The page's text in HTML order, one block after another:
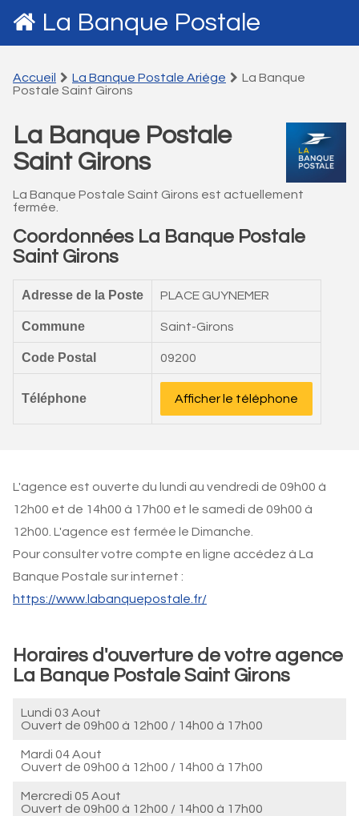
La Banque Postale
Accueil La Banque Postale Ariége
La Banque
Postale Saint Girons
La Banque Postale
Saint Girons
La Banque Postale Saint Girons est actuellement
fermée.
Coordonnées La Banque Postale
Saint Girons
Adresse de la Poste PLACE GUYNEMER
Commune Saint-Girons
Code Postal 09200
Téléphone Afficher le téléphone
L'agence est ouverte du lundi au vendredi de 09h00 à
12h00 et de 14h00 à 17h00 et le samedi de 09h00 à
12h00. L'agence est fermée le Dimanche.
Pour consulter votre compte en ligne accédez à La
Banque Postale sur internet :
https://www.labanquepostale.fr/
Horaires d'ouverture de votre agence
La Banque Postale Saint Girons
Lundi 03 Aout
Ouvert de 09h00 à 12h00 / 14h00 à 17h00
Mardi 04 Aout
Ouvert de 09h00 à 12h00 / 14h00 à 17h00
Mercredi 05 Aout
Ouvert de 09h00 à 12h00 / 14h00 à 17h00